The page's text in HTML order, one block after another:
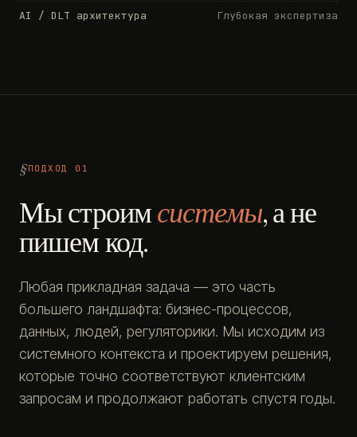
AI / DLT архитектура Глубокая экспертиза
ПОДХОД 01
Мы строимсистемы, а не
пишем код.
Любая прикладная задача — это часть
большего ландшафта: бизнес-процессов,
данных, людей, регуляторики. Мы исходим из
системного контекста и проектируем решения,
которые точно соответствуют клиентским
запросам и продолжают работать спустя годы.